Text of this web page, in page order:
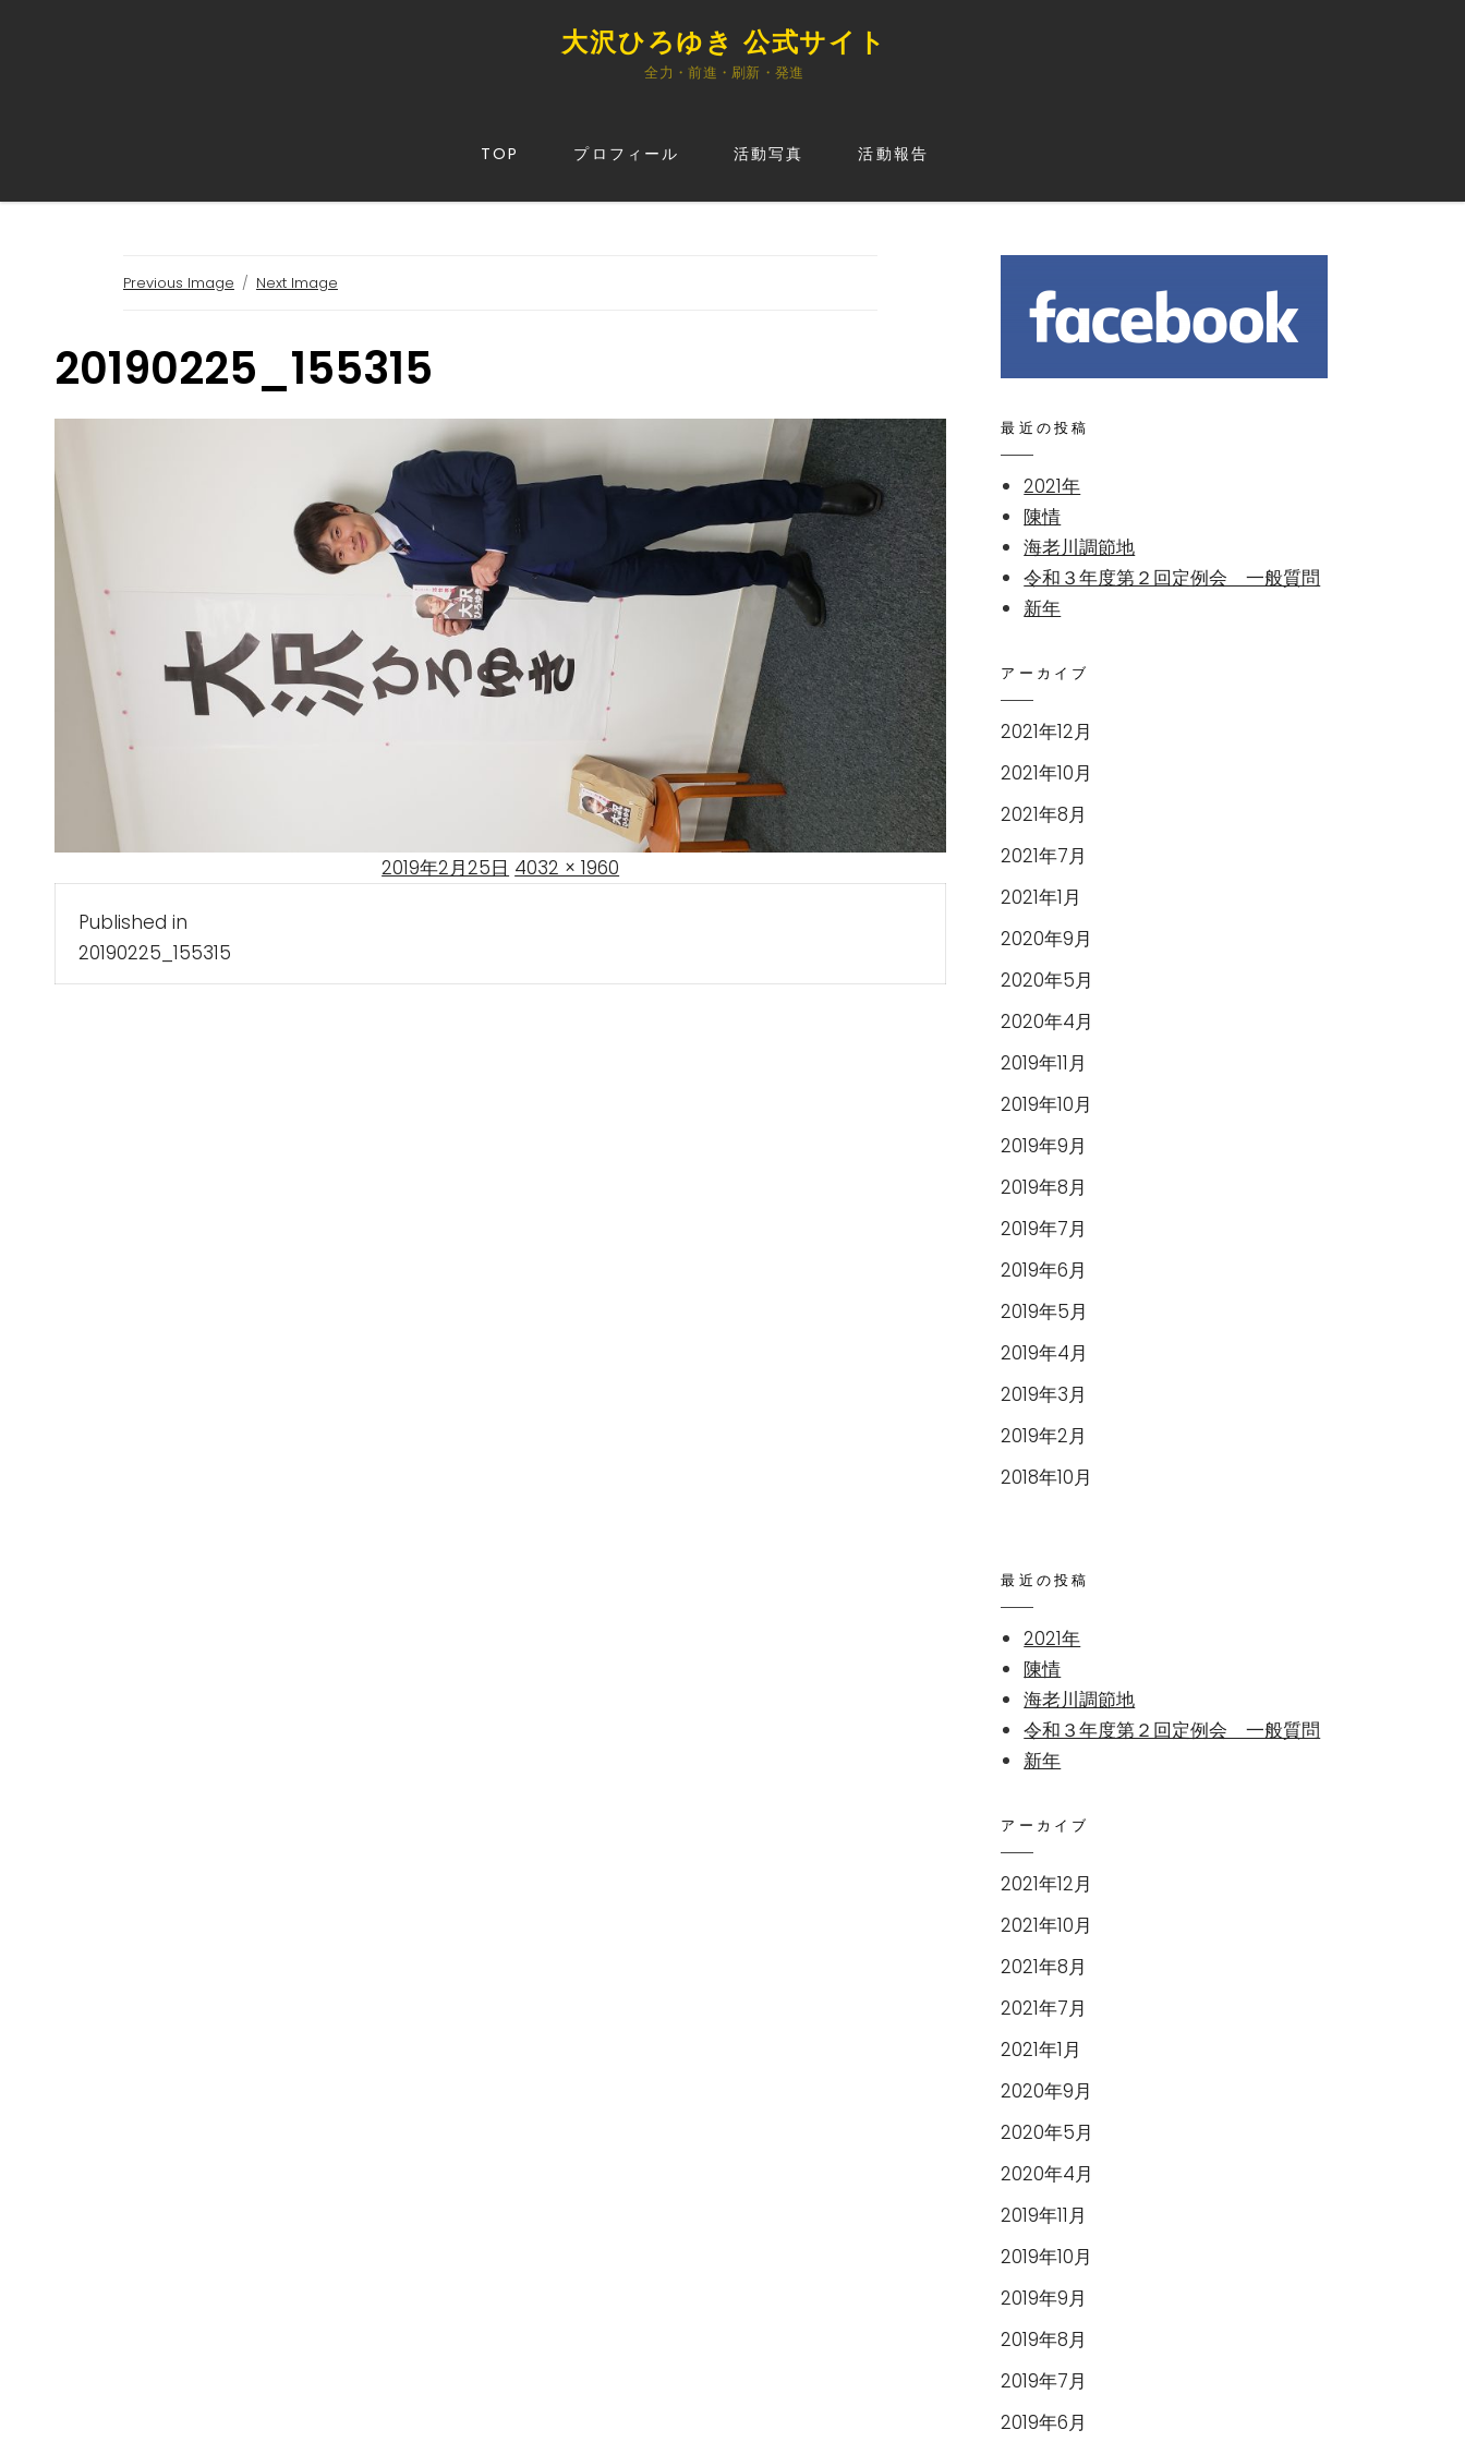
大沢ひろゆき 公式サイト
全力・前進・刷新・発進
TOP プロフィール 活動写真 活動報告
Previous Image Next Image
20190225_155315
Posted
2019年2月25日 Full
4032 × 1960
投
稿
ナ
Published in
20190225_155315
最近の投稿
2021年
陳情
海老川調節地
令和３年度第２回定例会 一般質問
新年
アーカイブ
2021年12月
2021年10月
2021年8月
2021年7月
2021年1月
2020年9月
2020年5月
2020年4月
2019年11月
2019年10月
2019年9月
2019年8月
2019年7月
2019年6月
2019年5月
2019年4月
2019年3月
2019年2月
2018年10月
最近の投稿
2021年
陳情
海老川調節地
令和３年度第２回定例会 一般質問
新年
アーカイブ
2021年12月
2021年10月
2021年8月
2021年7月
2021年1月
2020年9月
2020年5月
2020年4月
2019年11月
2019年10月
2019年9月
2019年8月
2019年7月
2019年6月